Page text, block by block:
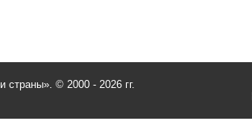
страны». © 2000 - 2026 гг.